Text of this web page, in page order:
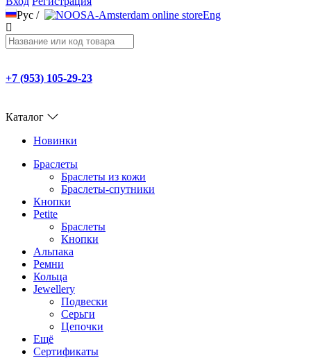
Рус / Eng
+7 (953) 105-29-23
Каталог
Новинки
Браслеты
Браслеты из кожи
Браслеты-спутники
Кнопки
Petite
Браслеты
Кнопки
Альпака
Ремни
Кольца
Jewellery
Подвески
Серьги
Цепочки
Ещё
Сертификаты